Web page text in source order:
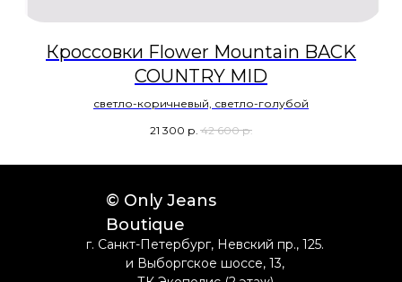
Кроссовки Flower Mountain BACK
COUNTRY MID
светло-коричневый, светло-голубой
21 300 р. 42 600 р.
г. Санкт-Петербург, Невский пр., 125.
и Выборгское шоссе, 13,
© Only Jeans
Boutique